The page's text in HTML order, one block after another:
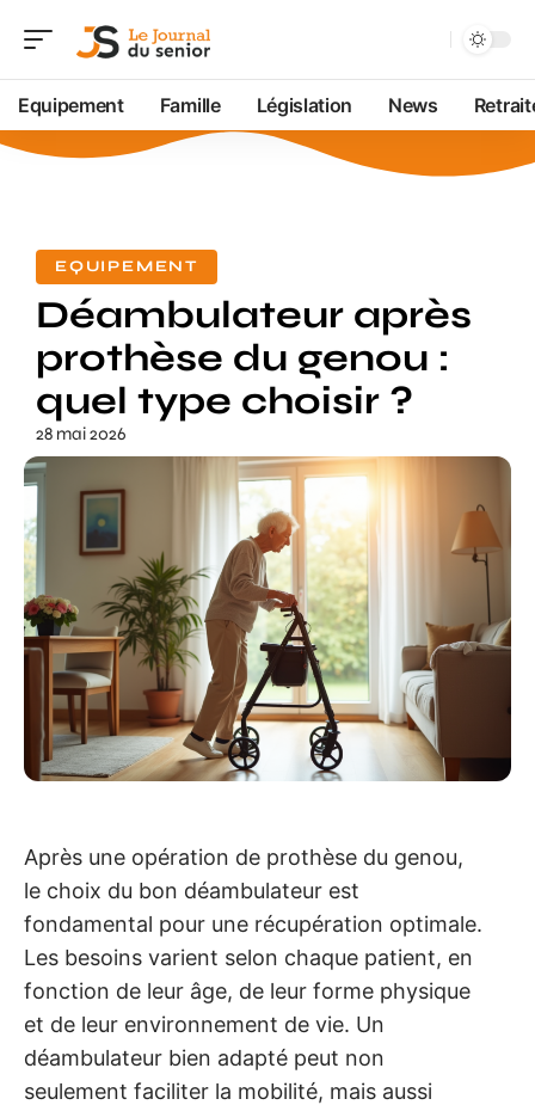
Equipement Famille Législation News
EQUIPEMENT
Déambulateur après
prothèse du genou :
quel type choisir ?
28 mai 2026
Après une opération de prothèse du genou,
le choix du bon déambulateur est
fondamental pour une récupération optimale.
Les besoins varient selon chaque patient, en
fonction de leur âge, de leur forme physique
et de leur environnement de vie. Un
déambulateur bien adapté peut non
seulement faciliter la mobilité, mais aussi